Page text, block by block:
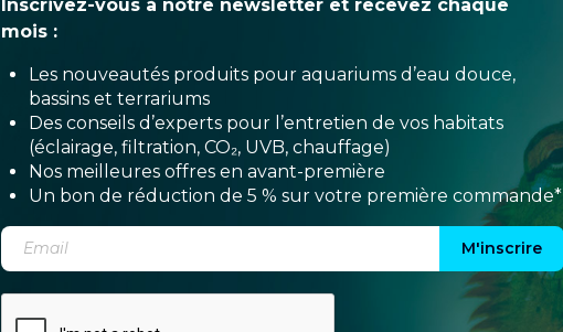
Inscrivez-vous à notre newsletter et recevez chaque
mois :
Les nouveautés produits pour aquariums d’eau douce,
bassins et terrariums
Des conseils d’experts pour l’entretien de vos habitats
(éclairage, filtration, CO₂, UVB, chauffage)
Nos meilleures offres en avant-première
Un bon de réduction de 5 % sur votre première commande*
M'inscrire